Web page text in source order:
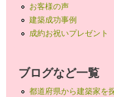
お客様の声
建築成功事例
成約お祝いプレゼント
ブログなど一覧
都道府県から建築家を